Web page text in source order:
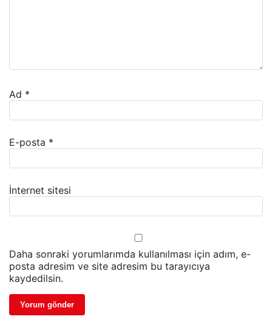
Ad *
E-posta *
İnternet sitesi
Daha sonraki yorumlarımda kullanılması için adım, e-
posta adresim ve site adresim bu tarayıcıya
kaydedilsin.